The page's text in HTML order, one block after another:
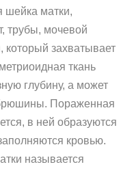
шейка матки,
трубы, мочевой
который захватывает
ткань
глубину, а может
брюшины. Пораженная
в ней образуются
кровью.
называется